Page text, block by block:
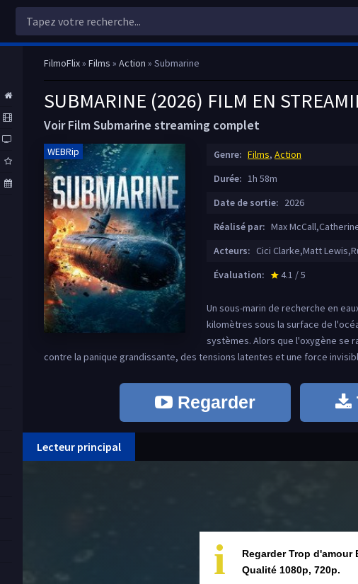
FilmoFlix» Films » Action » Submarine
SUBMARINE (2026) FILM EN
Voir Film Submarine streaming complet
WEBRip Genre: Films, Action
Durée: 1h 58m
Date de sortie: 2026
Réalisé par: Max
Acteurs: Cici Clarke,Matt
Évaluation:
star_rate
4.1 / 5
Un sous-marin de recherche en
kilomètres sous la surface de
systèmes. Alors que l'oxygène se
contre la panique grandissante, des tensions latentes et une force
Regarder
Lecteur principal
i
Regarder Trop d'amour
Qualité 1080p, 720p.